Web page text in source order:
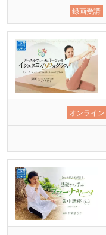
録画受講
オンライン